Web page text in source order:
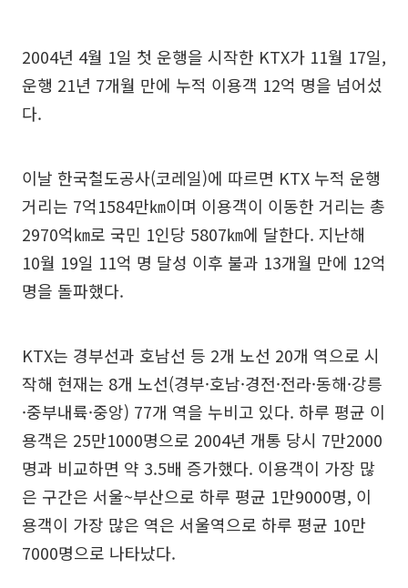
2004년 4월 1일 첫 운행을 시작한 KTX가 11월 17일,
운행 21년 7개월 만에 누적 이용객 12억 명을 넘어섰
다.
이날 한국철도공사(코레일)에 따르면 KTX 누적 운행
거리는 7억1584만㎞이며 이용객이 이동한 거리는 총
2970억㎞로 국민 1인당 5807㎞에 달한다. 지난해
10월 19일 11억 명 달성 이후 불과 13개월 만에 12억
명을 돌파했다.
KTX는 경부선과 호남선 등 2개 노선 20개 역으로 시
작해 현재는 8개 노선(경부·호남·경전·전라·동해·강릉
·중부내륙·중앙) 77개 역을 누비고 있다. 하루 평균 이
용객은 25만1000명으로 2004년 개통 당시 7만2000
명과 비교하면 약 3.5배 증가했다. 이용객이 가장 많
은 구간은 서울~부산으로 하루 평균 1만9000명, 이
용객이 가장 많은 역은 서울역으로 하루 평균 10만
7000명으로 나타났다.